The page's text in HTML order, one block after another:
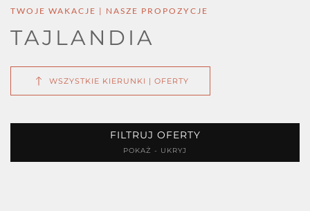
TWOJE WAKACJE | NASZE PROPOZYCJE
TAJLANDIA
WSZYSTKIE KIERUNKI | OFERTY
FILTRUJ OFERTY
POKAŻ - UKRYJ